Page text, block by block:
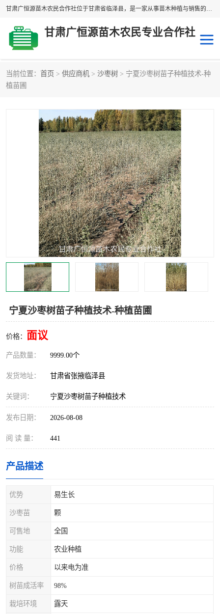
甘肃广恒源苗木农民合作社位于甘肃省临泽县，是一家从事苗木种植与销售的农民合作组织，合作社拥有苗木基地1500多亩，种植苗木品种40多个，年产各类苗木2000多万株。主营：白刺苗、红柳苗、梭梭苗等，我们以“种植一流的苗子，诚信经营”的经营理念，竭诚为每一位客户做优质的服务，欢迎来电咨询！
甘肃广恒源苗木农民专业合作社
当前位置： 首页 > 供应商机 > 沙枣树 > 宁夏沙枣树苗子种植技术-种
植苗圃
宁夏沙枣树苗子种植技术-种植苗圃
价格： 面议
产品数量： 9999.00个
发货地址： 甘肃省张掖临泽县
关键词： 宁夏沙枣树苗子种植技术
发布日期： 2026-08-08
阅 读 量： 441
产品描述
优势 易生长
沙枣苗 颗
可售地 全国
功能 农业种植
价格 以来电为准
树苗成活率 98%
栽培环境 露天
新疆杨
柠条
白刺苗
红柳苗
柽柳苗
四翅滨藜